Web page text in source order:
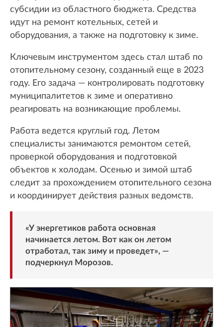
субсидии из областного бюджета. Средства
идут на ремонт котельных, сетей и
оборудования, а также на подготовку к зиме.
Ключевым инструментом здесь стал штаб по
отопительному сезону, созданный еще в 2023
году. Его задача — контролировать подготовку
муниципалитетов к зиме и оперативно
реагировать на возникающие проблемы.
Работа ведется круглый год. Летом
специалисты занимаются ремонтом сетей,
проверкой оборудования и подготовкой
объектов к холодам. Осенью и зимой штаб
следит за прохождением отопительного сезона
и координирует действия разных ведомств.
«У энергетиков работа основная
начинается летом. Вот как он летом
отработал, так зиму и проведет», —
подчеркнул Морозов.